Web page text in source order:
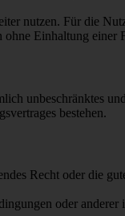
nutzen. Für die
Einhaltung einer
unbeschränktes
bestehen.
Recht oder die
oder